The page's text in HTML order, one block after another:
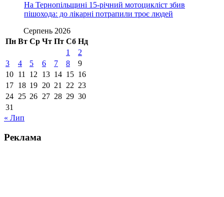
На Тернопільщині 15-річний мотоцикліст збив
пішохода: до лікарні потрапили троє людей
Серпень 2026
Пн Вт Ср Чт Пт Сб Нд
1
2
3
4 5 6 7 8
9
10 11 12 13 14 15 16
17 18 19 20 21 22 23
24 25 26 27 28 29 30
31
« Лип
Реклама